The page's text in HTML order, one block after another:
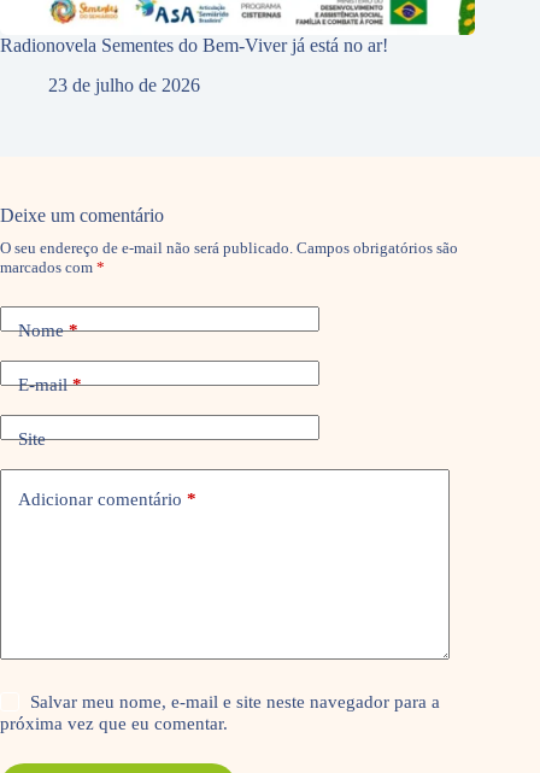
Radionovela Sementes do Bem-Viver já está no ar!
23 de julho de 2026
Deixe um comentário
O seu endereço de e-mail não será publicado. Campos obrigatórios são
marcados com *
Nome*
E-mail*
Site
Adicionar comentário *
Salvar meu nome, e-mail e site neste navegador para a
próxima vez que eu comentar.